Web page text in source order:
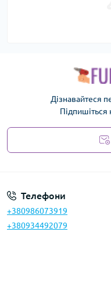
Дізнавайтеся
Телефони
+380986073919
+380934492079